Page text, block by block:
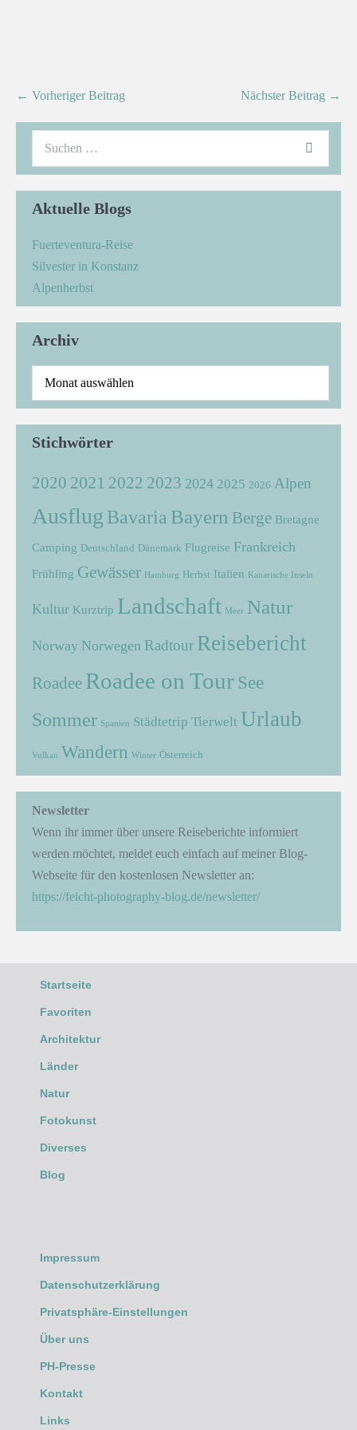
← Vorheriger Beitrag Nächster Beitrag →
Aktuelle Blogs
Fuerteventura-Reise
Silvester in Konstanz
Alpenherbst
Archiv
Stichwörter
2020 2021 2022 2023 2024 2025 2026 Alpen
Ausflug Bavaria Bayern Berge Bretagne
Camping Deutschland Dänemark Flugreise Frankreich
Frühling Gewässer Hamburg Herbst Italien Kanarische Inseln
Kultur Kurztrip Landschaft Meer Natur
Norway Norwegen Radtour Reisebericht
Roadee Roadee on Tour See
Sommer Spanien Städtetrip Tierwelt Urlaub
Vulkan Wandern Winter Österreich
Newsletter
Wenn ihr immer über unsere Reiseberichte informiert
werden möchtet, meldet euch einfach auf meiner Blog-
Webseite für den kostenlosen Newsletter an:
https://feicht-photography-blog.de/newsletter/
Startseite
Favoriten
Architektur
Länder
Natur
Fotokunst
Diverses
Blog
Impressum
Datenschutzerklärung
Privatsphäre-Einstellungen
Über uns
PH-Presse
Kontakt
Links